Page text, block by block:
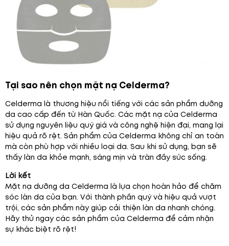
Tại sao nên chọn mặt nạ Celderma?
Celderma là thương hiệu nổi tiếng với các sản phẩm dưỡng
da cao cấp đến từ Hàn Quốc. Các mặt nạ của Celderma
sử dụng nguyên liệu quý giá và công nghệ hiện đại, mang lại
hiệu quả rõ rệt. Sản phẩm của Celderma không chỉ an toàn
mà còn phù hợp với nhiều loại da. Sau khi sử dụng, bạn sẽ
thấy làn da khỏe mạnh, sáng mịn và tràn đầy sức sống.
Lời kết
Mặt nạ dưỡng da Celderma là lựa chọn hoàn hảo để chăm
sóc làn da của bạn. Với thành phần quý và hiệu quả vượt
trội, các sản phẩm này giúp cải thiện làn da nhanh chóng.
Hãy thử ngay các sản phẩm của Celderma để cảm nhận
sự khác biệt rõ rệt!